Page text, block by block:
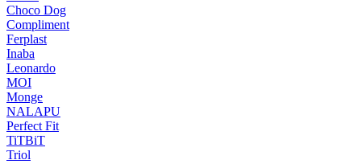
Choco Dog
Compliment
Ferplast
Inaba
Leonardo
MOI
Monge
NALAPU
Perfect Fit
TiTBiT
Triol